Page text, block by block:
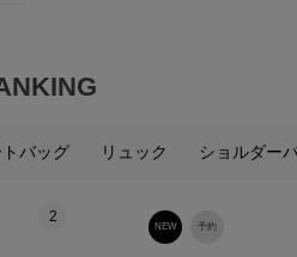
トバッグ リュック ショルダー
2
予約
NEW